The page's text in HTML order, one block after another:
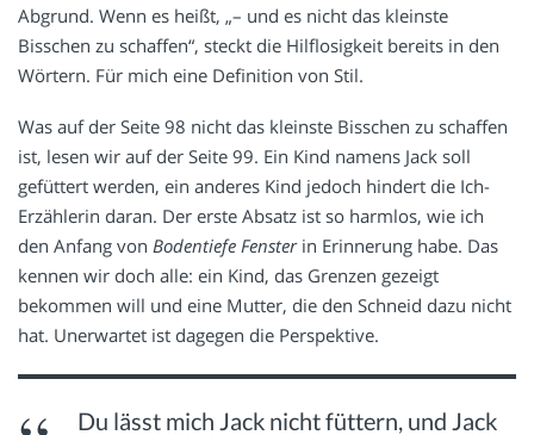
Abgrund. Wenn es heißt, „– und es nicht das kleinste
Bisschen zu schaffen“, steckt die Hilflosigkeit bereits in den
Wörtern. Für mich eine Definition von Stil.
Was auf der Seite 98 nicht das kleinste Bisschen zu schaffen
ist, lesen wir auf der Seite 99. Ein Kind namens Jack soll
gefüttert werden, ein anderes Kind jedoch hindert die Ich-
Erzählerin daran. Der erste Absatz ist so harmlos, wie ich
den Anfang von Bodentiefe Fensterin Erinnerung habe. Das
kennen wir doch alle: ein Kind, das Grenzen gezeigt
bekommen will und eine Mutter, die den Schneid dazu nicht
hat. Unerwartet ist dagegen die Perspektive.
Du lässt mich Jack nicht füttern, und Jack